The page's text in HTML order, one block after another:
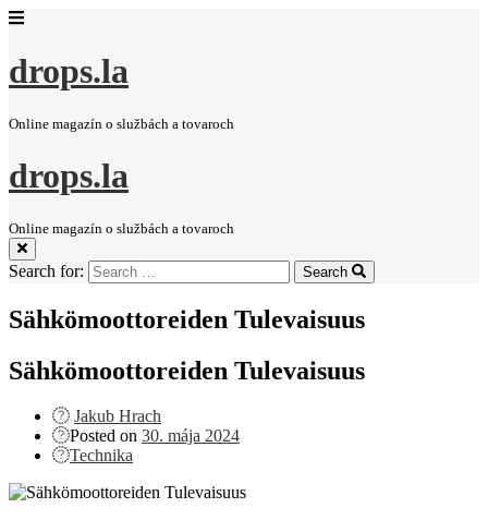
drops.la
Online magazín o službách a tovaroch
drops.la
Online magazín o službách a tovaroch
Search for: Search
Sähkömoottoreiden Tulevaisuus
Sähkömoottoreiden Tulevaisuus
Jakub Hrach
Posted on 30. mája 2024
Technika